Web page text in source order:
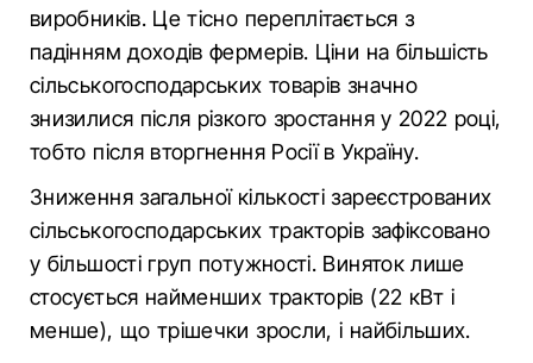
виробників. Це тісно переплітається з
падінням доходів фермерів. Ціни на більшість
сільськогосподарських товарів значно
знизилися після різкого зростання у 2022 році,
тобто після вторгнення Росії в Україну.
Зниження загальної кількості зареєстрованих
сільськогосподарських тракторів зафіксовано
у більшості груп потужності. Виняток лише
стосується найменших тракторів (22 кВт і
менше), що трішечки зросли, і найбільших.